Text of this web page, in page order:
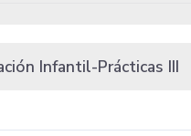
Infantil-Prácticas III